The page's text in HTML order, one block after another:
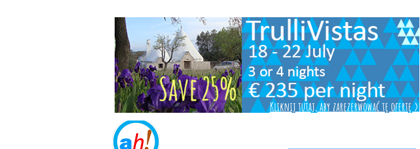
Kliknij tutaj, aby zarezerwować tę ofertę >>